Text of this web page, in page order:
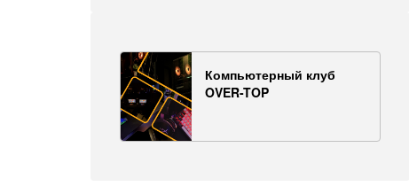
Компьютерный клуб
OVER-TOP